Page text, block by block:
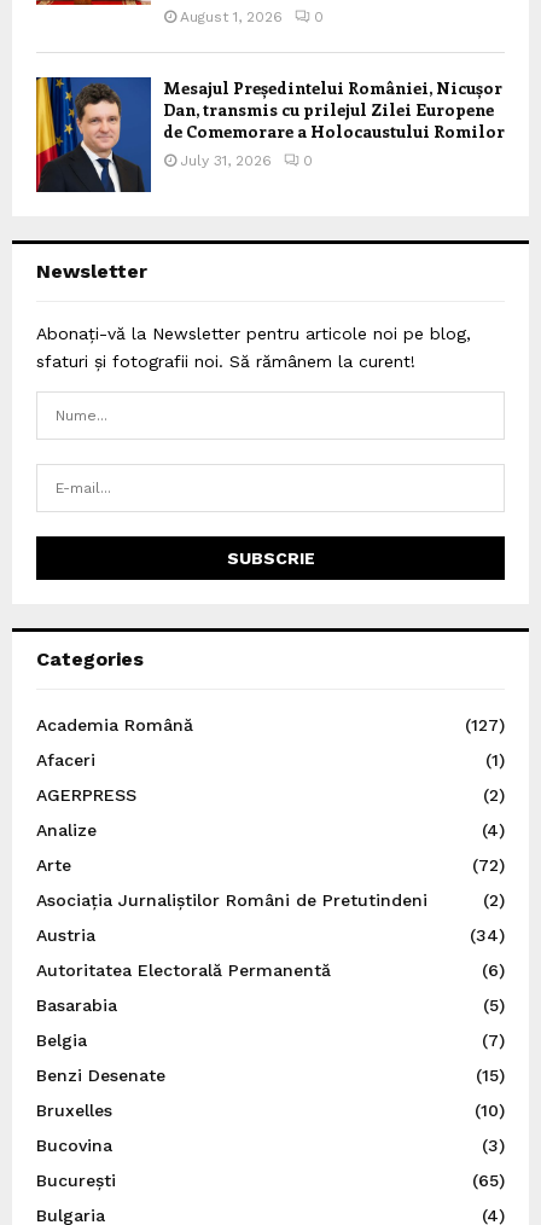
August 1, 2026 0
Mesajul Președintelui României, Nicușor
Dan, transmis cu prilejul Zilei Europene
de Comemorare a Holocaustului Romilor
July 31, 2026 0
Newsletter
Abonați-vă la Newsletter pentru articole noi pe blog,
sfaturi și fotografii noi. Să rămânem la curent!
Categories
Academia Română
(127)
Afaceri
(1)
AGERPRESS
(2)
Analize
(4)
Arte
(72)
Asociația Jurnaliștilor Români de Pretutindeni
(2)
Austria
(34)
Autoritatea Electorală Permanentă
(6)
Basarabia
(5)
Belgia
(7)
Benzi Desenate
(15)
Bruxelles
(10)
Bucovina
(3)
București
(65)
Bulgaria
(4)